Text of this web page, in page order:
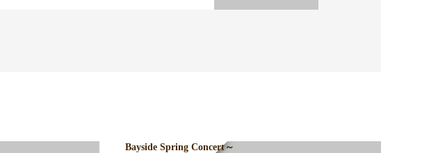
Bayside Spring Concert～